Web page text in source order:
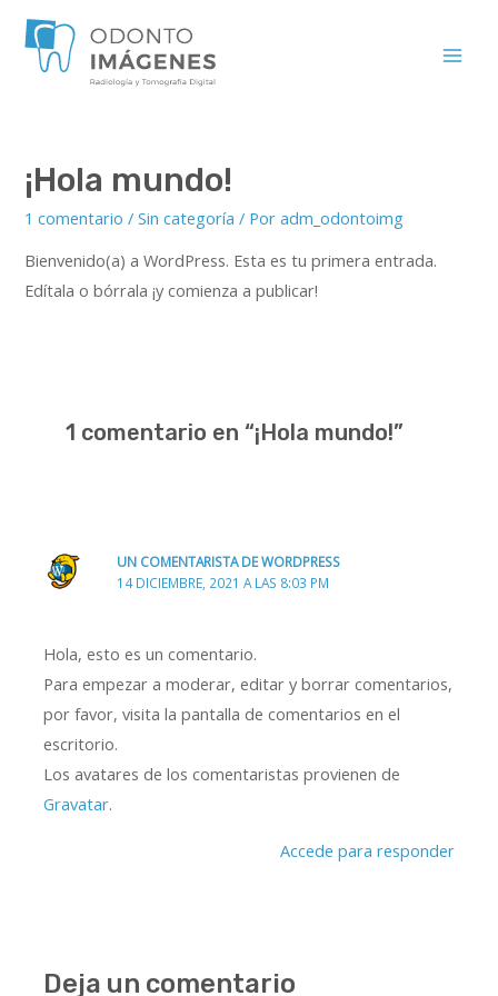
contenido
¡Hola mundo!
1 comentario /Sin categoría / Poradm_odontoimg
Bienvenido(a) a WordPress. Esta es tu primera entrada.
Edítala o bórrala ¡y comienza a publicar!
1 comentario en “¡Hola mundo!”
UN COMENTARISTA DE WORDPRESS
14 DICIEMBRE, 2021 A LAS 8:03 PM
Hola, esto es un comentario.
Para empezar a moderar, editar y borrar comentarios,
por favor, visita la pantalla de comentarios en el
escritorio.
Los avatares de los comentaristas provienen de
Gravatar.
Accede para responder
Deja un comentario